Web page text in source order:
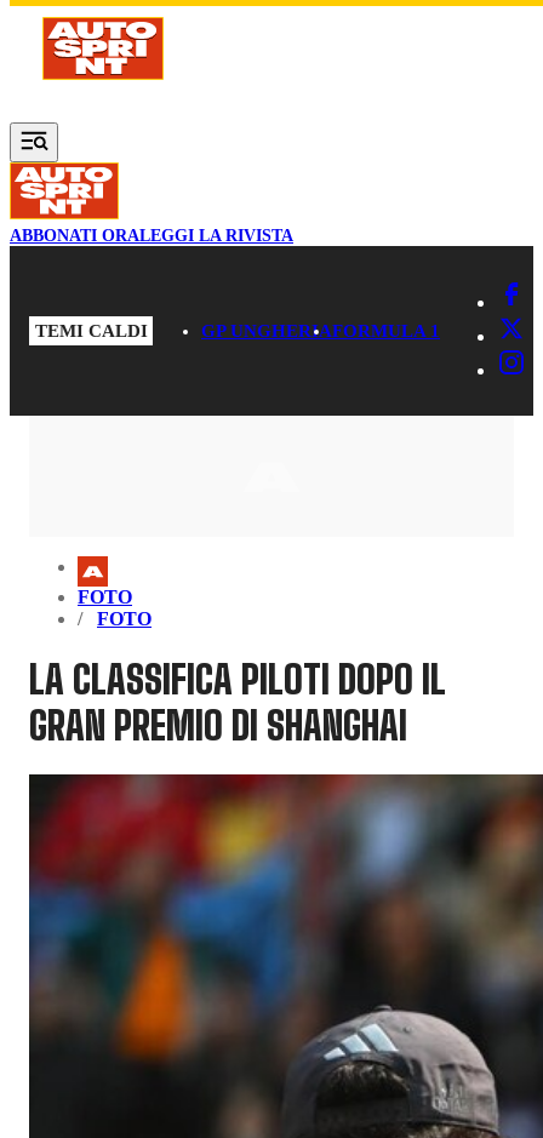
Vai al contenuto principale
ABBONATI ORALEGGI LA RIVISTA
TEMI CALDI GP UNGHERIAFORMULA 1
FOTO
FOTO
LA CLASSIFICA PILOTI DOPO IL
GRAN PREMIO DI SHANGHAI